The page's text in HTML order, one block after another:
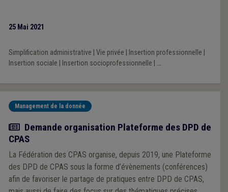
25 Mai 2021
Simplification administrative Vie privée Insertion professionnelle
Insertion sociale
Insertion socioprofessionnelle ...
Management de la donnée
Actualité
Demande organisation Plateforme des DPD de
CPAS
La Fédération des CPAS organise, depuis 2019, une Plateforme
des DPD de CPAS sous la forme d’évènements (conférences)
afin de favoriser le partage de pratiques entre DPD de CPAS,